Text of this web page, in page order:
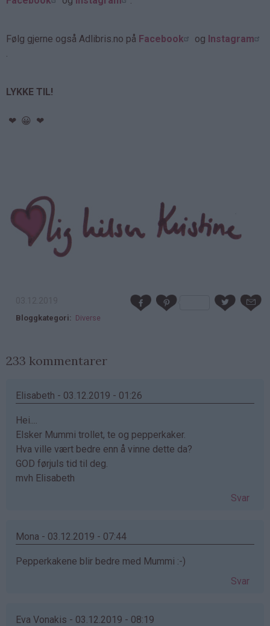
Følg gjerne også Adlibris.no på Facebook og Instagram
LYKKE TIL!
❤ 😀 ❤
Bloggkategori Diverse
233 kommentarer
Elisabeth - 03.12.2019 - 01:26
Hei....
Elsker Mummi trollet, te og pepperkaker.
Hva ville vært bedre enn å vinne dette da?
GOD førjuls tid til deg.
mvh Elisabeth
Svar
Mona - 03.12.2019 - 07:44
Pepperkakene blir bedre med Mummi :-)
Svar
Eva Vonakis - 03.12.2019 - 08:19